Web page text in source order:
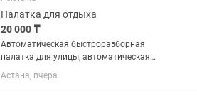
Палатка для отдыха
20 000 ₸
Автоматическая быстроразборная
палатка для улицы, автоматическая
палатка для защиты от солнца,
пляжный солнцезащитный тент для
Астана, вчера